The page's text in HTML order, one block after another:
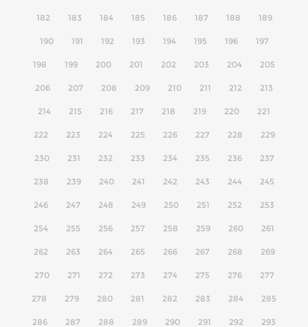
182 183 184 185 186 187 188 189
190 191 192 193 194 195 196 197
198 199 200 201 202 203 204 205
206 207 208 209 210 211 212 213
214 215 216 217 218 219 220 221
222 223 224 225 226 227 228 229
230 231 232 233 234 235 236 237
238 239 240 241 242 243 244 245
246 247 248 249 250 251 252 253
254 255 256 257 258 259 260 261
262 263 264 265 266 267 268 269
270 271 272 273 274 275 276 277
278 279 280 281 282 283 284 285
286 287 288 289 290 291 292 293